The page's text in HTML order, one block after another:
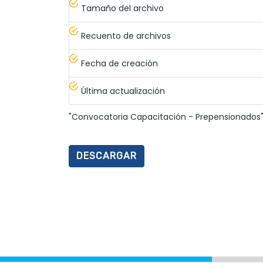
Tamaño del archivo
Recuento de archivos
Fecha de creación
Última actualización
"Convocatoria Capacitación -
DESCARGAR